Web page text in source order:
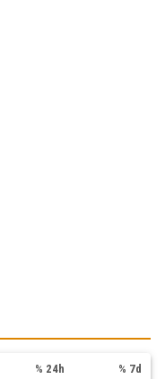
% 24h % 7d